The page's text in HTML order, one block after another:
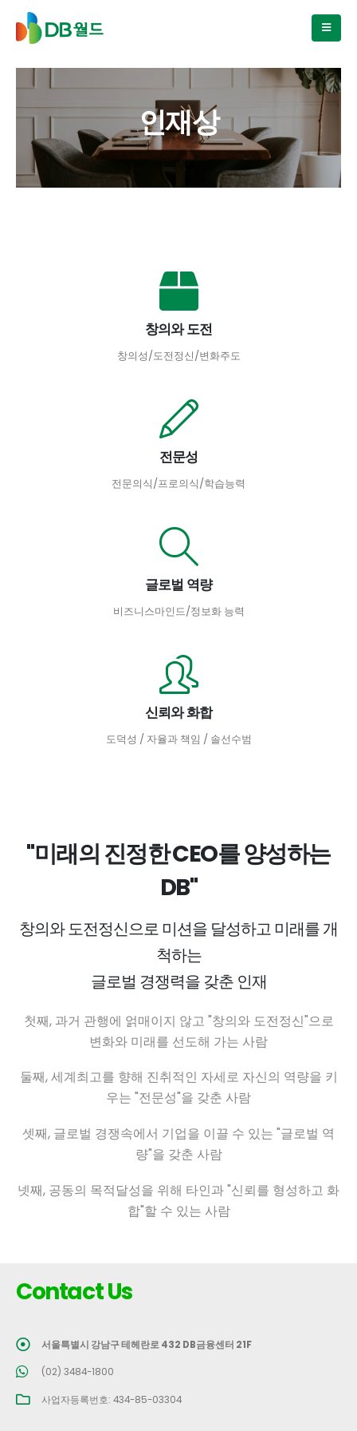
인재상
창의와 도전
창의성/도전정신/변화주도
전문성
전문의식/프로의식/학습능력
글로벌 역량
비즈니스마인드/정보화 능력
신뢰와 화합
도덕성 / 자율과 책임 / 솔선수범
"미래의 진정한 CEO를 양성하는
DB"
창의와 도전정신으로 미션을 달성하고 미래를 개
척하는
글로벌 경쟁력을 갖춘 인재
첫째, 과거 관행에 얽매이지 않고 "창의와 도전정신"으로
변화와 미래를 선도해 가는 사람
둘째, 세계최고를 향해 진취적인 자세로 자신의 역량을 키
우는 "전문성"을 갖춘 사람
셋째, 글로벌 경쟁속에서 기업을 이끌 수 있는 "글로벌 역
량"을 갖춘 사람
넷째, 공동의 목적달성을 위해 타인과 "신뢰를 형성하고 화
합"할 수 있는 사람
Contact Us
서울특별시 강남구 테헤란로 432 DB금융센터 21F
(02) 3484-1800
사업자등록번호: 434-85-03304